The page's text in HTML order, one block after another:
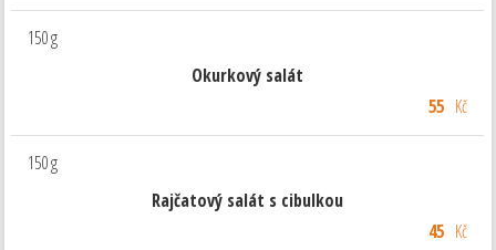
150 g
Okurkový salát
55 Kč
150 g
Rajčatový salát s cibulkou
45 Kč